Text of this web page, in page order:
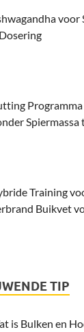
voor
Spiermassa
Training
Buikvet
TIP
is Bulken en